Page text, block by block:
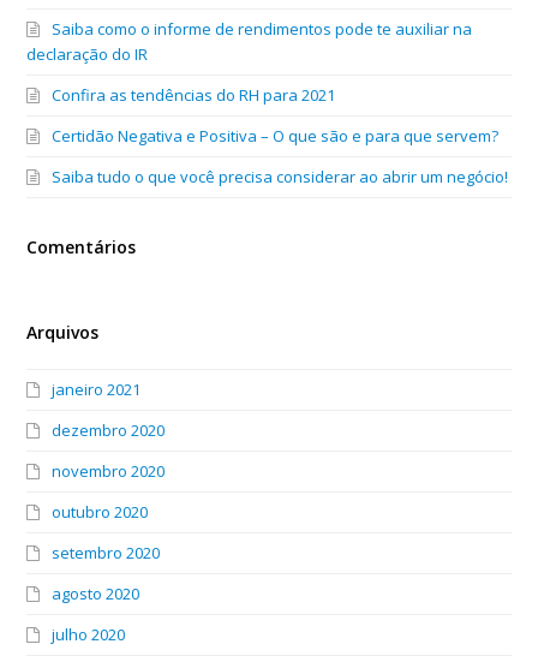
Saiba como o informe de rendimentos pode te auxiliar na
declaração do IR
Confira as tendências do RH para 2021
Certidão Negativa e Positiva – O que são e para que servem?
Saiba tudo o que você precisa considerar ao abrir um negócio!
Comentários
Arquivos
janeiro 2021
dezembro 2020
novembro 2020
outubro 2020
setembro 2020
agosto 2020
julho 2020